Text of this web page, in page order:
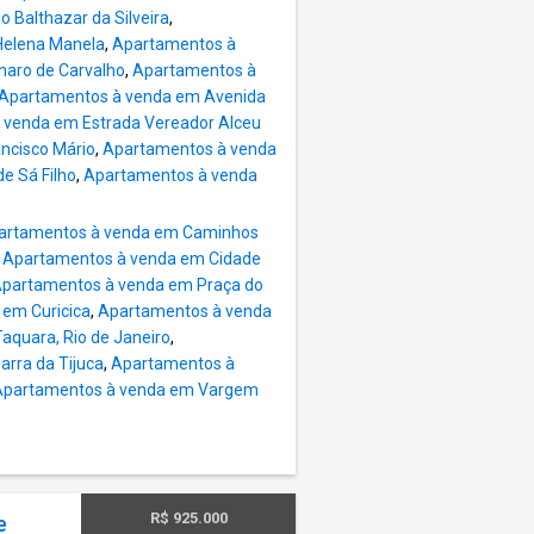
as
Balthazar da Silveira,
Manela, Apartamentos à
de Carvalho, Apartamentos à
à venda em Avenida
em Estrada Vereador Alceu
Mário, Apartamentos à venda
Sá Filho, Apartamentos à venda
à venda em Caminhos
Apartamentos à venda em Cidade
à venda em Praça do
Curicica, Apartamentos à venda
Rio de Janeiro,
da Tijuca, Apartamentos à
à venda em Vargem
R$ 925.000